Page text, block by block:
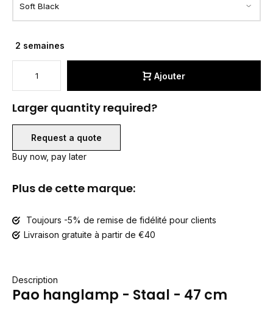
2 semaines
Ajouter
Larger quantity required?
Request a quote
Buy now, pay later
Plus de cette marque:
Toujours -5% de remise de fidélité pour clients
Livraison gratuite à partir de €40
Description
Pao hanglamp - Staal - 47 cm